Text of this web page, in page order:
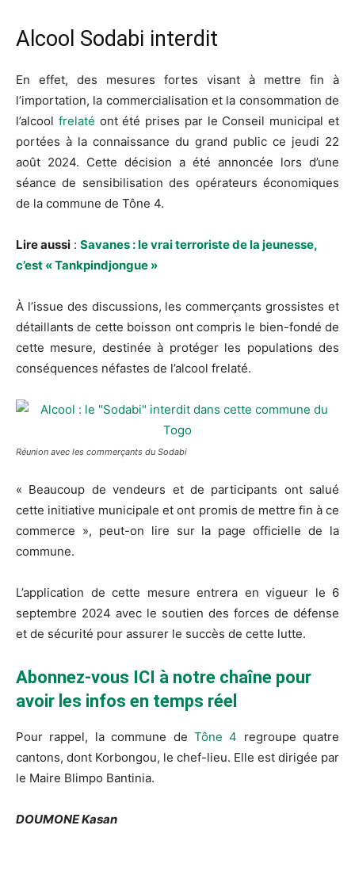
Alcool Sodabi interdit
En effet, des mesures fortes visant à mettre fin à
l’importation, la commercialisation et la consommation de
l’alcool frelaté ont été prises par le Conseil municipal et
portées à la connaissance du grand public ce jeudi 22
août 2024. Cette décision a été annoncée lors d’une
séance de sensibilisation des opérateurs économiques
de la commune de Tône 4.
Lire aussi : Savanes : le vrai terroriste de la jeunesse,
c’est « Tankpindjongue »
À l’issue des discussions, les commerçants grossistes et
détaillants de cette boisson ont compris le bien-fondé de
cette mesure, destinée à protéger les populations des
conséquences néfastes de l’alcool frelaté.
Réunion avec les commerçants du Sodabi
« Beaucoup de vendeurs et de participants ont salué
cette initiative municipale et ont promis de mettre fin à ce
commerce », peut-on lire sur la page officielle de la
commune.
L’application de cette mesure entrera en vigueur le 6
septembre 2024 avec le soutien des forces de défense
et de sécurité pour assurer le succès de cette lutte.
Abonnez-vous ICI à notre chaîne pour
avoir les infos en temps réel
Pour rappel, la commune de Tône 4 regroupe quatre
cantons, dont Korbongou, le chef-lieu. Elle est dirigée par
le Maire Blimpo Bantinia.
DOUMONE Kasan